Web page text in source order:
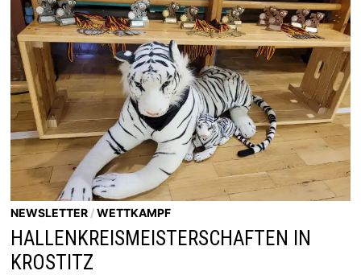
NEWSLETTER/WETTKAMPF
HALLENKREISMEISTERSCHAFTEN IN
KROSTITZ